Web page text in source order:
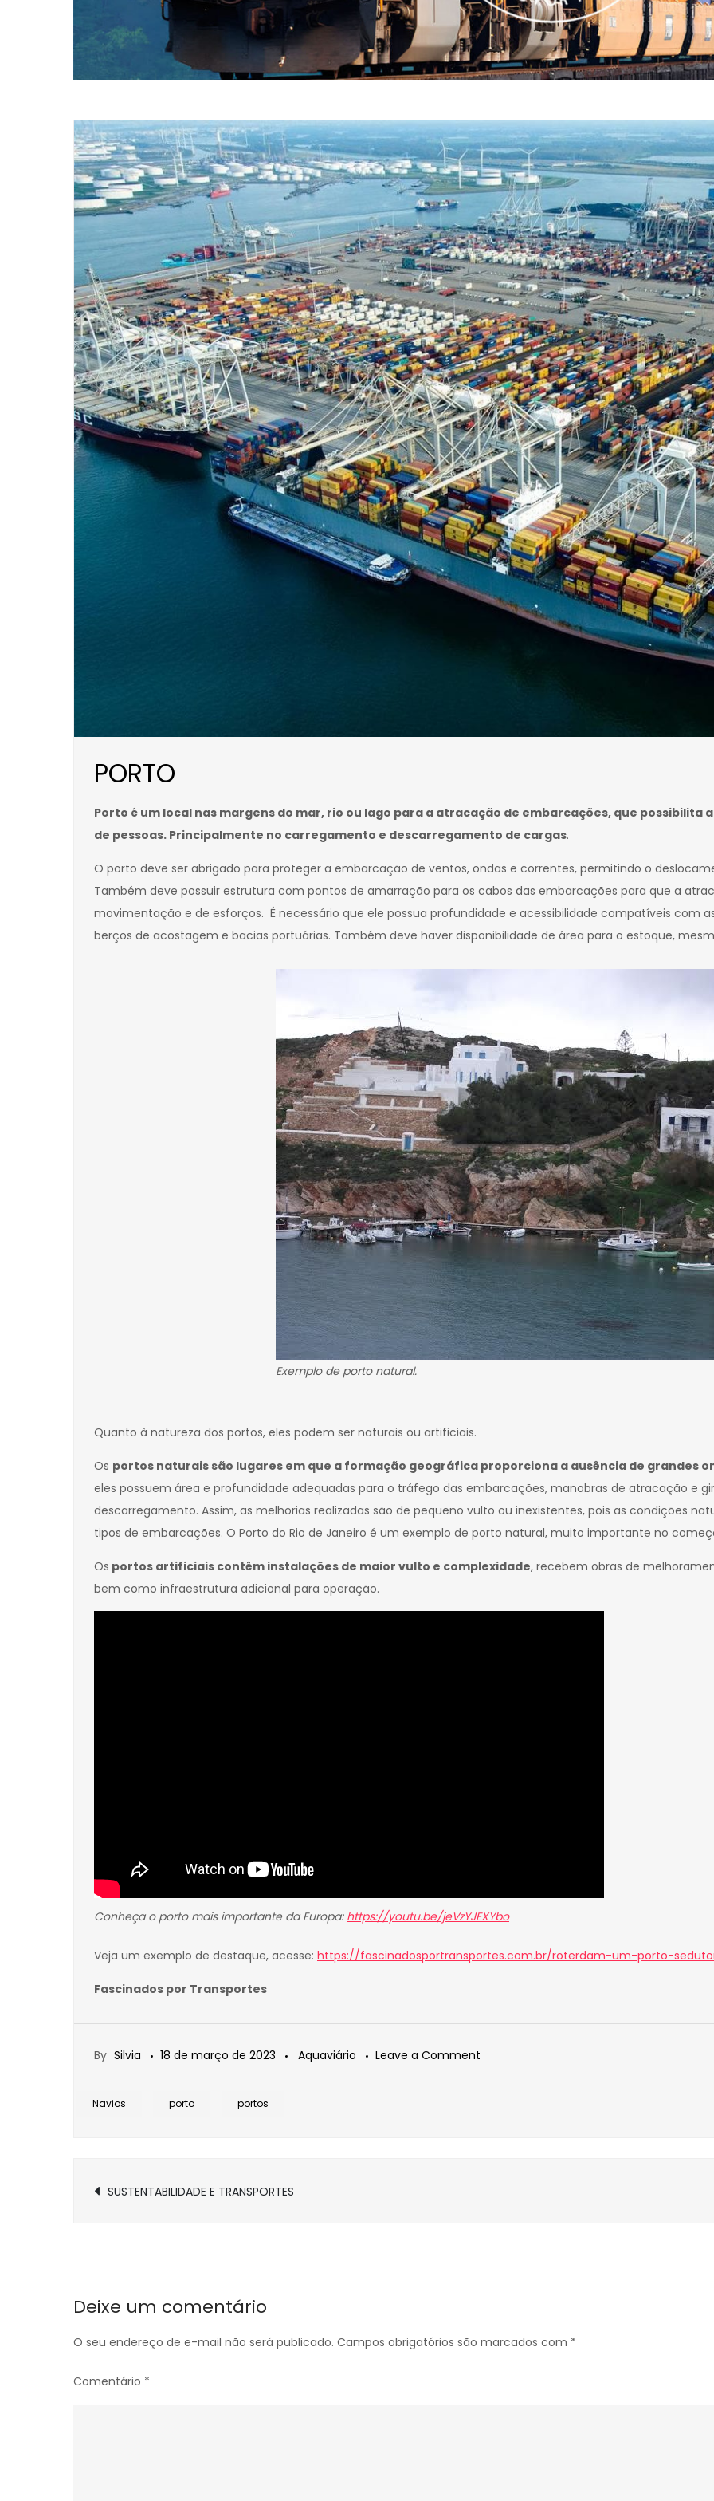
PORTO
Porto é um local nas margens do mar, rio ou lago para a atracação de embarcações, que possibilita
de pessoas. Principalmente no carregamento e descarregamento de cargas.
O porto deve ser abrigado para proteger a embarcação de ventos, ondas e correntes, permitindo o
Também deve possuir estrutura com pontos de amarração para os cabos das embarcações para que a
movimentação e de esforços. É necessário que ele possua profundidade e acessibilidade compatíveis com
berços de acostagem e bacias portuárias. Também deve haver disponibilidade de área para o estoque,
Exemplo de porto natural.
Quanto à natureza dos portos, eles podem ser naturais ou artificiais.
Os portos naturais são lugares em que a formação geográfica proporciona a ausência de grandes
eles possuem área e profundidade adequadas para o tráfego das embarcações, manobras de atracação e
descarregamento. Assim, as melhorias realizadas são de pequeno vulto ou inexistentes, pois as condições
tipos de embarcações. O Porto do Rio de Janeiro é um exemplo de porto natural, muito importante no
Os portos artificiais contêm instalações de maior vulto e complexidade, recebem obras de
bem como infraestrutura adicional para operação.
Conheça o porto mais importante da Europa: https://youtu.be/jeVzYJEXYbo
Veja um exemplo de destaque, acesse: https://fascinadosportransportes.com.br/roterdam-um-porto-
Fascinados por Transportes
By Silvia 18 de março de 2023 Aquaviário Leave a Comment
Navios porto portos
Navegação
SUSTENTABILIDADE E TRANSPORTES
Deixe um comentário
O seu endereço de e-mail não será publicado. Campos obrigatórios são marcados com *
Comentário *